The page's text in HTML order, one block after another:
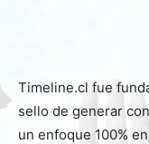
Timeline.cl fue
sello de generar
un enfoque 100%